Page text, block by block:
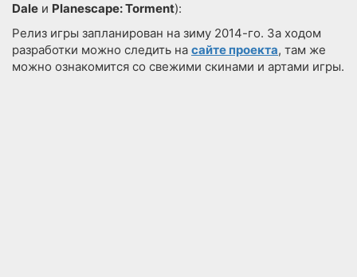
Dale и Planescape: Torment):
Релиз игры запланирован на зиму 2014-го. За ходом
разработки можно следить на сайте проекта, там же
можно ознакомится со свежими скинами и артами игры.